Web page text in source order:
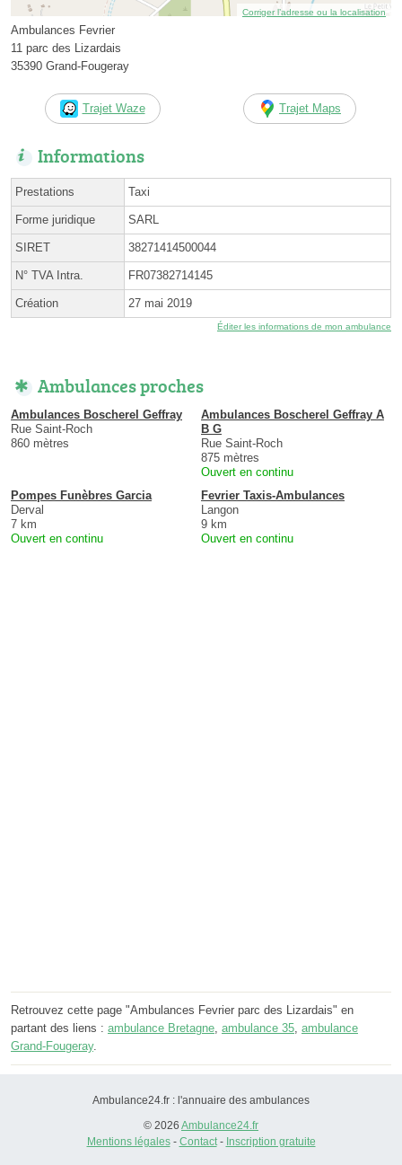
Corriger l’adresse ou la localisation
Ambulances Fevrier
11 parc des Lizardais
35390 Grand-Fougeray
Trajet Waze Trajet Maps
Informations
Prestations Taxi
Forme juridique SARL
SIRET 38271414500044
N° TVA Intra. FR07382714145
Création 27 mai 2019
Éditer les informations de mon ambulance
Ambulances proches
Ambulances Boscherel Geffray
Rue Saint-Roch
860 mètres
Ambulances Boscherel Geffray A
B G
Rue Saint-Roch
875 mètres
Ouvert en continu
Pompes Funèbres Garcia
Derval
7 km
Ouvert en continu
Fevrier Taxis-Ambulances
Langon
9 km
Ouvert en continu
Retrouvez cette page "Ambulances Fevrier parc des Lizardais" en
partant des liens : ambulance Bretagne ambulance 35 ambulance
Grand-Fougeray.
Ambulance24.fr : l'annuaire des ambulances
© 2026 Ambulance24.fr
Mentions légales- Contact- Inscription gratuite